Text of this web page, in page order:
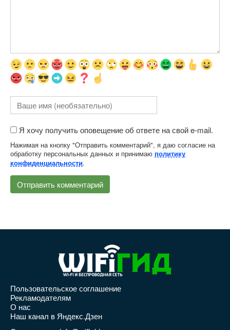
Я хочу получить оповещение об ответе на свой e-mail.
Нажимая на кнопку "Отправить комментарий", я даю согласие на
обработку персональных данных и принимаю политику
конфиденциальности.
Пользовательское соглашение
Рекламодателям
О нас
Наш канал в Яндекс.Дзен